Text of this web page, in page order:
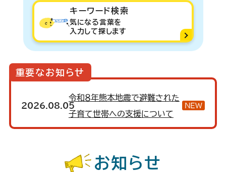
キーワード検索
気になる言葉を
入力して探します
重要なお知らせ
2026.08.05
令和８年熊本地震で避難された
子育て世帯への支援について
NEW
お知らせ